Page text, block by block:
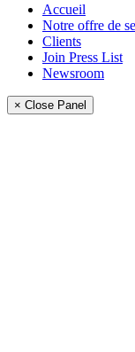
Accueil
Notre offre de
Clients
Join Press List
Newsroom
× Close Panel